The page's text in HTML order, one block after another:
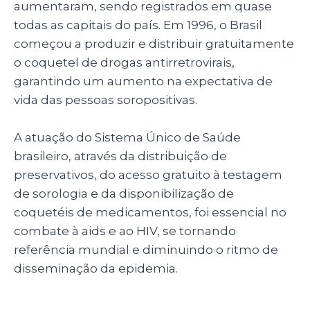
aumentaram, sendo registrados em quase
todas as capitais do país. Em 1996, o Brasil
começou a produzir e distribuir gratuitamente
o coquetel de drogas antirretrovirais,
garantindo um aumento na expectativa de
vida das pessoas soropositivas.
A atuação do Sistema Único de Saúde
brasileiro, através da distribuição de
preservativos, do acesso gratuito à testagem
de sorologia e da disponibilização de
coquetéis de medicamentos, foi essencial no
combate à aids e ao HIV, se tornando
referência mundial e diminuindo o ritmo de
disseminação da epidemia.